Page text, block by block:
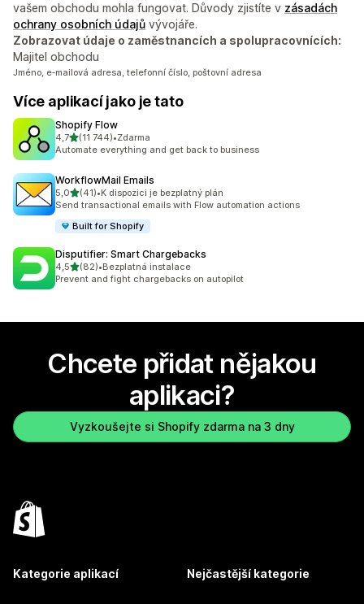
vašem obchodu mohla fungovat. Důvody zjistíte v zásadách
ochrany osobních údajů vývojáře.
Zobrazovat údaje o zaměstnancích a spolupracovnících:
Majitel obchodu
Jméno, e‑mailová adresa, telefonní číslo, poštovní adresa
Více aplikací jako je tato
Shopify Flow
4,7z 5 hvězd
(11 744)
Celkový počet recenzí: 11744
•Zdarma
Automate everything and get back to business
WorkflowMail Emails
5,0z 5 hvězd
(41)
Celkový počet recenzí: 41
•K dispozici je bezplatný plán
Send transactional emails with Flow automation actions
Built for Shopify
Disputifier: Smart Chargebacks
4,5z 5 hvězd
(82)
Celkový počet recenzí: 82
•Bezplatná instalace
Prevent and fight chargebacks on autopilot
Chcete přidat nějakou
aplikaci?
Vyzkoušejte si Shopify zdarma na 3 dny
Kategorie aplikací Nejčastější kategorie